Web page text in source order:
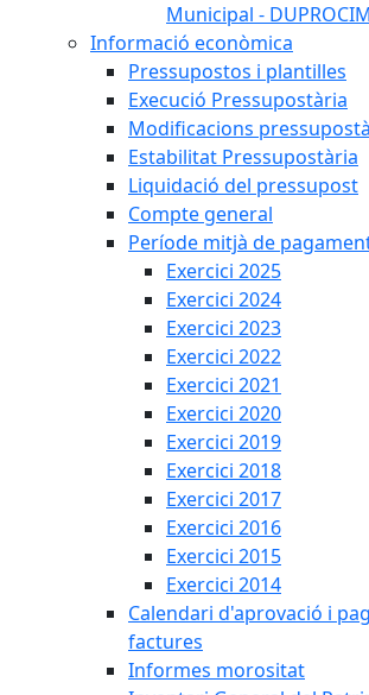
Municipal - DUPROCIM
Informació econòmica
Pressupostos i plantilles
Execució Pressupostària
Modificacions
Estabilitat Pressupostària
Liquidació del pressupost
Compte general
Període mitjà de
Exercici 2025
Exercici 2024
Exercici 2023
Exercici 2022
Exercici 2021
Exercici 2020
Exercici 2019
Exercici 2018
Exercici 2017
Exercici 2016
Exercici 2015
Exercici 2014
Calendari d'aprovació i
factures
Informes morositat